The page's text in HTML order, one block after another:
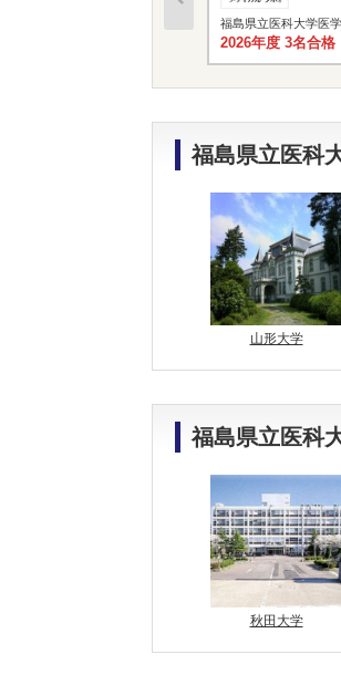
福島県立医科大学医
2026年度 3名合格
福島県立医科
山形大学
福島県立医科
秋田大学